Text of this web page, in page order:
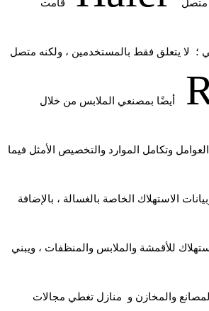
قامت متصل
؛ لا يتعلق فقط بالمستخدمين ، ولكنه متصل
أيضًا بمصنعي الملابس من خلال
وتكامل الموارد والتخصيص الأمثل فيما
الاستهلاك الخاصة بالغسالة ، بالإضافة
للأقمشة والملابس والمنظفات ، ويبني
المصانع والمخازن و منازل تغطي مجالات